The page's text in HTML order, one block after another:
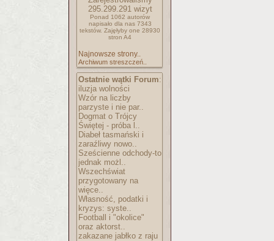
295.299.291wizyt
Ponad 1062 autorów
napisało dla nas 7343
tekstów. Zajęłyby one 28930
stron A4
Najnowsze strony..
Archiwum streszczeń..
Ostatnie wątki Forum:
iluzja wolności
Wzór na liczby
parzyste i nie par..
Dogmat o Trójcy
Świętej - próba l..
Diabeł tasmański i
zaraźliwy nowo..
Sześcienne odchody-to
jednak możl..
Wszechświat
przygotowany na
więce..
Własność, podatki i
kryzys: syste..
Football i "okolice"
oraz aktorst..
zakazane jabłko z raju